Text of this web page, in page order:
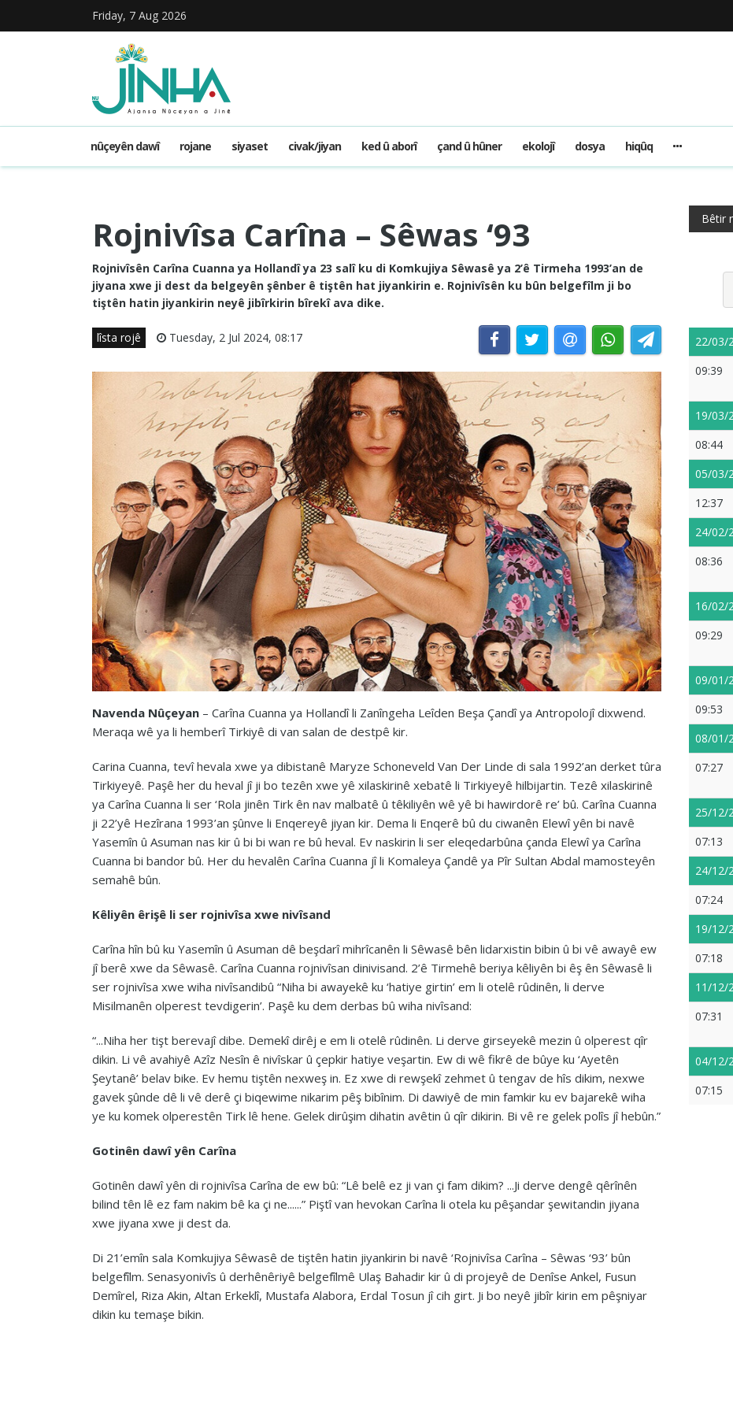
Friday, 7 Aug 2026
nûçeyên dawî rojane siyaset civak/jiyan ked û aborî çand û hûner ekolojî dosya hiqûq
Rojnivîsa Carîna – Sêwas ‘93
Rojnivîsên Carîna Cuanna ya Hollandî ya 23 salî ku di Komkujiya Sêwasê ya 2’ê Tirmeha 1993’an de
jiyana xwe ji dest da belgeyên şênber ê tiştên hat jiyankirin e. Rojnivîsên ku bûn belgefîlm ji bo
tiştên hatin jiyankirin neyê jibîrkirin bîrekî ava dike.
lîsta rojê Tuesday, 2 Jul 2024, 08:17
Navenda Nûçeyan – Carîna Cuanna ya Hollandî li Zanîngeha Leîden Beşa Çandî ya Antropolojî dixwend.
Meraqa wê ya li hemberî Tirkiyê di van salan de destpê kir.
Carina Cuanna, tevî hevala xwe ya dibistanê Maryze Schoneveld Van Der Linde di sala 1992’an derket tûra
Tirkiyeyê. Paşê her du heval jî ji bo tezên xwe yê xilaskirinê xebatê li Tirkiyeyê hilbijartin. Tezê xilaskirinê
ya Carîna Cuanna li ser ‘Rola jinên Tirk ên nav malbatê û têkiliyên wê yê bi hawirdorê re’ bû. Carîna Cuanna
ji 22’yê Hezîrana 1993’an şûnve li Enqereyê jiyan kir. Dema li Enqerê bû du ciwanên Elewî yên bi navê
Yasemîn û Asuman nas kir û bi bi wan re bû heval. Ev naskirin li ser eleqedarbûna çanda Elewî ya Carîna
Cuanna bi bandor bû. Her du hevalên Carîna Cuanna jî li Komaleya Çandê ya Pîr Sultan Abdal mamosteyên
semahê bûn.
Kêliyên êrişê li ser rojnivîsa xwe nivîsand
Carîna hîn bû ku Yasemîn û Asuman dê beşdarî mihrîcanên li Sêwasê bên lidarxistin bibin û bi vê awayê ew
jî berê xwe da Sêwasê. Carîna Cuanna rojnivîsan dinivisand. 2’ê Tirmehê beriya kêliyên bi êş ên Sêwasê li
ser rojnivîsa xwe wiha nivîsandibû “Niha bi awayekê ku ‘hatiye girtin’ em li otelê rûdinên, li derve
Misilmanên olperest tevdigerin’. Paşê ku dem derbas bû wiha nivîsand:
“...Niha her tişt berevajî dibe. Demekî dirêj e em li otelê rûdinên. Li derve girseyekê mezin û olperest qîr
dikin. Li vê avahiyê Azîz Nesîn ê nivîskar û çepkir hatiye veşartin. Ew di wê fikrê de bûye ku ‘Ayetên
Şeytanê’ belav bike. Ev hemu tiştên nexweş in. Ez xwe di rewşekî zehmet û tengav de hîs dikim, nexwe
gavek şûnde dê li vê derê çi biqewime nikarim pêş bibînim. Di dawiyê de min famkir ku ev bajarekê wiha
ye ku komek olperestên Tirk lê hene. Gelek dirûşim dihatin avêtin û qîr dikirin. Bi vê re gelek polîs jî hebûn.”
Gotinên dawî yên Carîna
Gotinên dawî yên di rojnivîsa Carîna de ew bû: “Lê belê ez ji van çi fam dikim? ...Ji derve dengê qêrînên
bilind tên lê ez fam nakim bê ka çi ne......” Piştî van hevokan Carîna li otela ku pêşandar şewitandin jiyana
xwe jiyana xwe ji dest da.
Di 21’emîn sala Komkujiya Sêwasê de tiştên hatin jiyankirin bi navê ‘Rojnivîsa Carîna – Sêwas ‘93’ bûn
belgefîlm. Senasyonivîs û derhênêriyê belgefîlmê Ulaş Bahadir kir û di projeyê de Denîse Ankel, Fusun
Demîrel, Riza Akin, Altan Erkeklî, Mustafa Alabora, Erdal Tosun jî cih girt. Ji bo neyê jibîr kirin em pêşniyar
dikin ku temaşe bikin.
Bêtir
22/03/
09:39
19/03/
08:44
05/03/
12:37
24/02/
08:36
16/02/
09:29
09/01/
09:53
08/01/
07:27
25/12/
07:13
24/12/
07:24
19/12/
07:18
11/12/
07:31
04/12/
07:15